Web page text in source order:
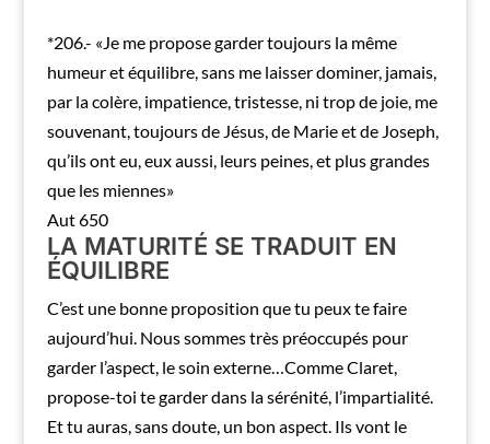
*206.- «Je me propose garder toujours la même
humeur et équilibre, sans me laisser dominer, jamais,
par la colère, impatience, tristesse, ni trop de joie, me
souvenant, toujours de Jésus, de Marie et de Joseph,
qu’ils ont eu, eux aussi, leurs peines, et plus grandes
que les miennes»
Aut 650
LA MATURITÉ SE TRADUIT EN
ÉQUILIBRE
C’est une bonne proposition que tu peux te faire
aujourd’hui. Nous sommes très préoccupés pour
garder l’aspect, le soin externe…Comme Claret,
propose-toi te garder dans la sérénité, l’impartialité.
Et tu auras, sans doute, un bon aspect. Ils vont le